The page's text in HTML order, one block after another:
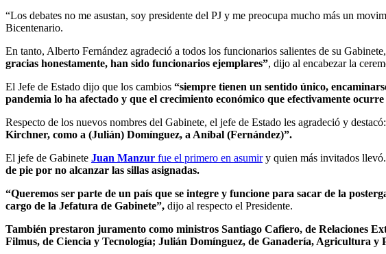
“Los debates no me asustan, soy presidente del PJ y me preocupa mucho más un
Bicentenario.
En tanto, Alberto Fernández agradeció a todos los funcionarios salientes de su
gracias honestamente, han sido funcionarios ejemplares”, dijo al encabezar la
El Jefe de Estado dijo que los cambios “siempre tienen un sentido único,
pandemia lo ha afectado y que el crecimiento económico que efectivamente
Respecto de los nuevos nombres del Gabinete, el jefe de Estado les agradeció y destacó:
Kirchner, como a (Julián) Domínguez, a Aníbal (Fernández)”.
El jefe de Gabinete Juan Manzur fue el primero en asumiry quien más invitados llevó.
de pie por no alcanzar las sillas asignadas.
“Queremos ser parte de un país que se integre y funcione para sacar de la
cargo de la Jefatura de Gabinete”, dijo al respecto el Presidente.
También prestaron juramento como ministros Santiago Cafiero, de Relaciones
Filmus, de Ciencia y Tecnología; Julián Domínguez, de Ganadería, Agricultura y